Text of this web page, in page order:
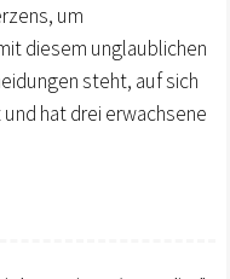
um
diesem unglaublichen
steht, auf sich
hat drei erwachsene